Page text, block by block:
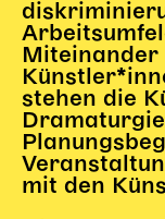
Miteinander
stehen die
mit den